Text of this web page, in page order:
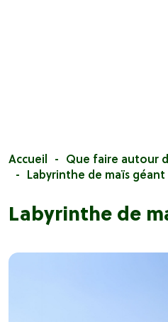
Accueil
Que faire autour
Labyrinthe de maïs géant
Labyrinthe de